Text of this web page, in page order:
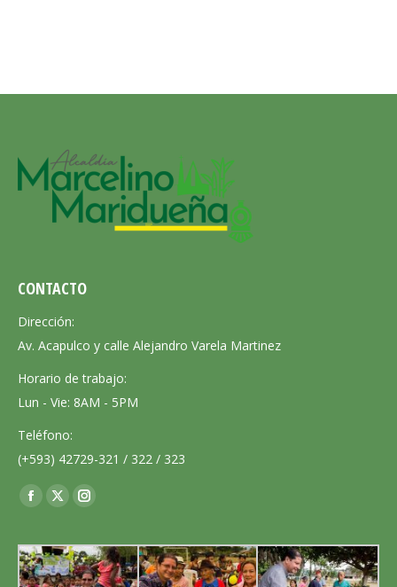
CONTACTO
Dirección:
Av. Acapulco y calle Alejandro Varela Martinez
Horario de trabajo:
Lun - Vie: 8AM - 5PM
Teléfono:
(+593) 42729-321 / 322 / 323
Encuéntranos en:
Facebook
opens
in
X
opens
in
Instagram
opens
in